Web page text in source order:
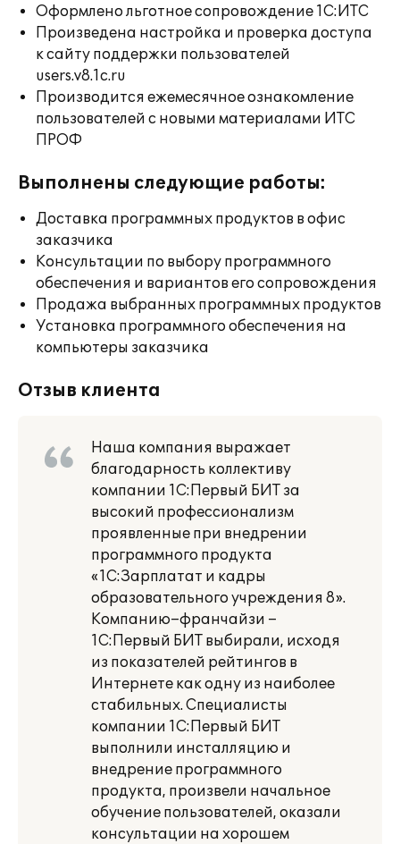
Оформлено льготное сопровождение 1С:ИТС
Произведена настройка и проверка доступа
к сайту поддержки пользователей
users.v8.1c.ru
Производится ежемесячное ознакомление
пользователей с новыми материалами ИТС
ПРОФ
Выполнены следующие работы:
Доставка программных продуктов в офис
заказчика
Консультации по выбору программного
обеспечения и вариантов его сопровождения
Продажа выбранных программных продуктов
Установка программного обеспечения на
компьютеры заказчика
Отзыв клиента
Наша компания выражает
благодарность коллективу
компании 1С:Первый БИТ за
высокий профессионализм
проявленные при внедрении
программного продукта
«1С:Зарплатат и кадры
образовательного учреждения 8».
Компанию–франчайзи –
1С:Первый БИТ выбирали, исходя
из показателей рейтингов в
Интернете как одну из наиболее
стабильных. Специалисты
компании 1С:Первый БИТ
выполнили инсталляцию и
внедрение программного
продукта, произвели начальное
обучение пользователей, оказали
консультации на хорошем